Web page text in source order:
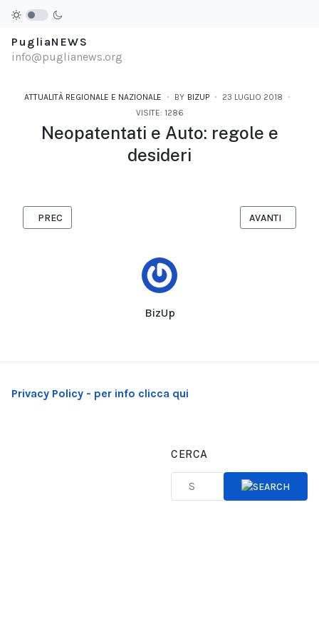
PugliaNEWS
info@puglianews.org
ATTUALITÀ REGIONALE E NAZIONALE BY BIZUP
23 LUGLIO 2018
VISITE: 1286
Neopatentati e Auto: regole e
desideri
BizUp
ARTICOLO PRECEDENTE: ROCKROCK'N'ROLL PARTY: SABATO 4
PREC ARTICOLO
AVANTI
Privacy Policy - per info clicca qui
CERCA